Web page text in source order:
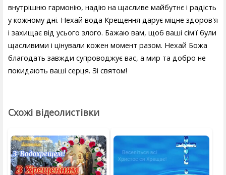
внутрішню гармонію, надію на щасливе майбутнє і радість
у кожному дні. Нехай вода Крещення дарує міцне здоров'я
і захищає від усього злого. Бажаю вам, щоб ваші сім'ї були
щасливими і цінували кожен момент разом. Нехай Божа
благодать завжди супроводжує вас, а мир та добро не
покидають ваші серця. Зі святом!
Схожі відеолистівки